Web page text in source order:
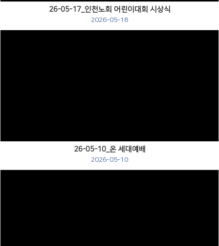
26-05-17_인천노회 어린이대회 시상식
2026-05-18
26-05-10_온 세대예배
2026-05-10